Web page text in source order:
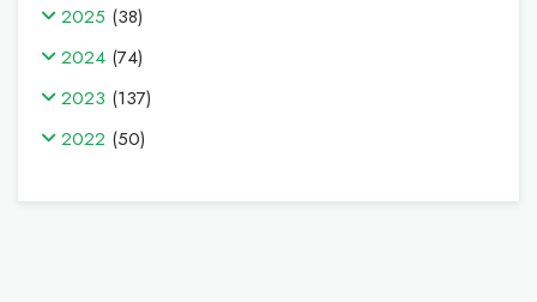
2025 (38)
2024 (74)
2023 (137)
2022 (50)